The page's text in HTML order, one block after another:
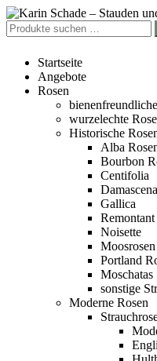
Zur
Navigation
springen
Zum
Inhalt
springen
Suchen
nach:
Startseite
Angebote
Rosen
wurzelechte
Historische
Alba
Bourbon
Centifolia
Damascena
Gallica
Remontant
Noisette
Moosrosen
Portland
Moschatas
sonstige
Moderne Rosen